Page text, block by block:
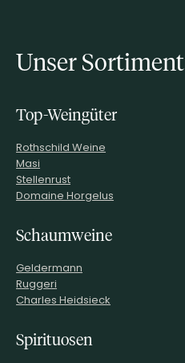
Unser Sortiment
Top-Weingüter
Rothschild Weine
Masi
Stellenrust
Domaine Horgelus
Schaumweine
Geldermann
Ruggeri
Charles Heidsieck
Spirituosen